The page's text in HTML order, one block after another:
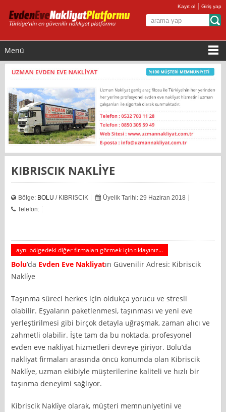
Kayıt ol |Giriş yap
Menü
KIBRISCIK NAKLİYE
Bölge: BOLU / KIBRISCIK
Üyelik Tarihi: 29 Haziran 2018
Telefon:
aynı bölgedeki diğer firmaları görmek için tıklayınız...
Bolu‘da Evden Eve Nakliyatın Güvenilir Adresi: Kibriscik
Nakli̇ye
Taşınma süreci herkes için oldukça yorucu ve stresli
olabilir. Eşyaların paketlenmesi, taşınması ve yeni eve
yerleştirilmesi gibi birçok detayla uğraşmak, zaman alıcı ve
zahmetli olabilir. İşte tam da bu noktada, profesyonel
evden eve nakliyat hizmetleri devreye giriyor. Bolu’da
nakliyat firmaları arasında öncü konumda olan Kibriscik
Nakli̇ye, uzman ekibiyle müşterilerine kaliteli ve hızlı bir
taşınma deneyimi sağlıyor.
Kibriscik Nakli̇ye olarak, müşteri memnuniyetini ve